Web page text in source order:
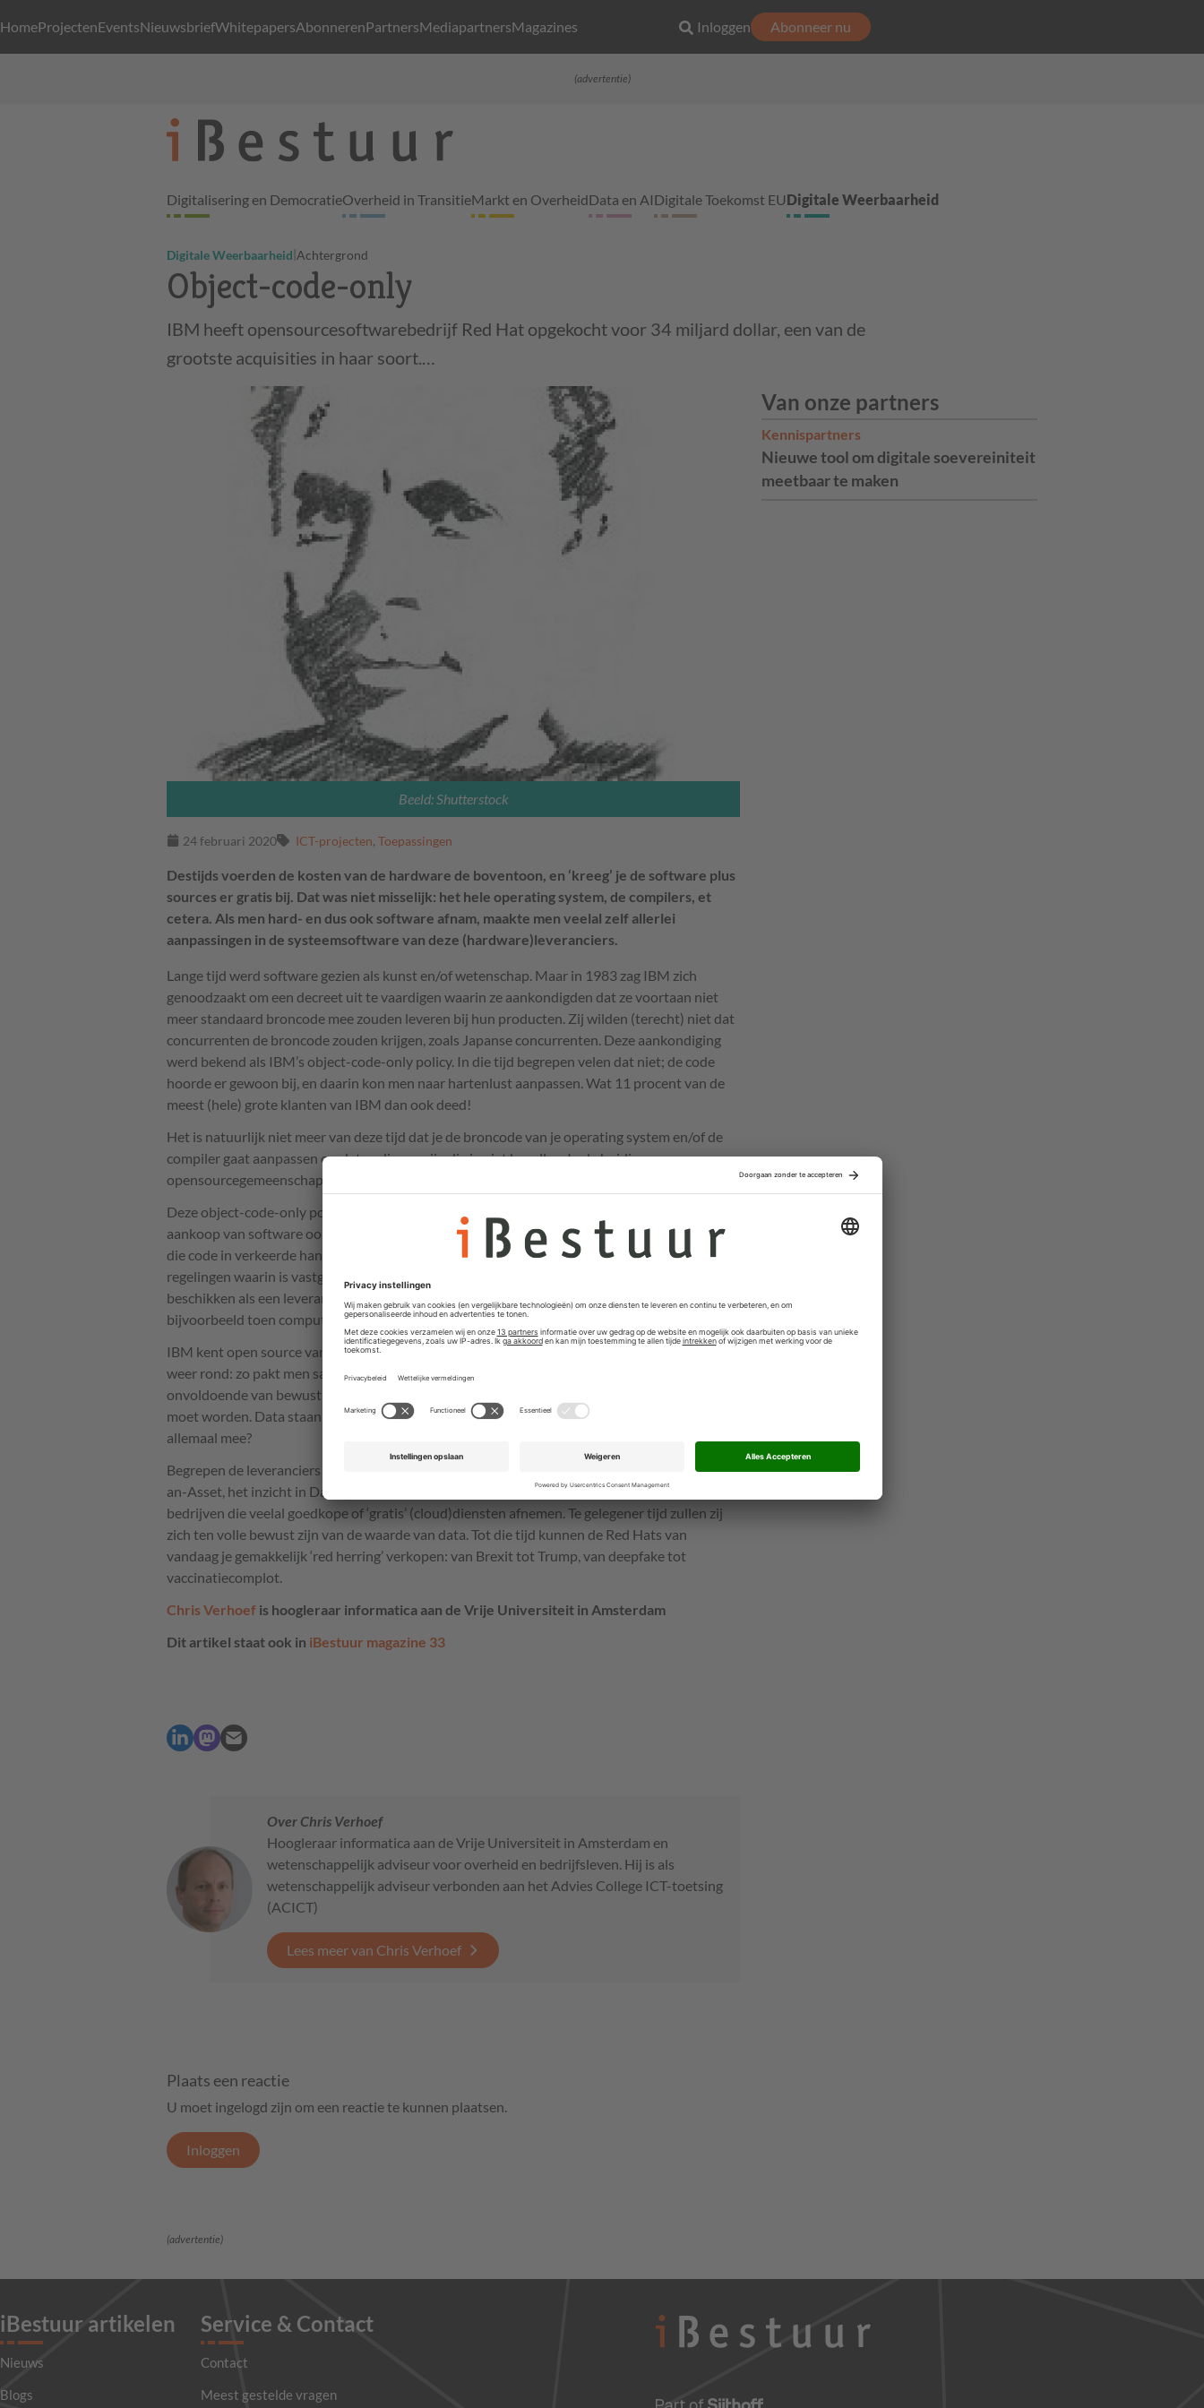
HomeProjectenEventsNieuwsbriefWhitepapersAbonnerenPartnersMediapartnersMagazines Inloggen Abonneer nu
(advertentie)
Digitalisering en DemocratieOverheid in TransitieMarkt en OverheidData en AIDigitale Toekomst EUDigitale Weerbaarheid
Digitale Weerbaarheid|Achtergrond
Object-code-only
IBM heeft opensourcesoftwarebedrijf Red Hat opgekocht voor 34 miljard dollar, een van de
grootste acquisities in haar soort.…
Beeld: Shutterstock
24 februari 2020 ICT-projecten, Toepassingen
Van onze partners
Kennispartners
Nieuwe tool om digitale soevereiniteit
meetbaar te maken
Destijds voerden de kosten van de hardware de boventoon, en ‘kreeg’ je de software plus
sources er gratis bij. Dat was niet misselijk: het hele operating system, de compilers, et
cetera. Als men hard- en dus ook software afnam, maakte men veelal zelf allerlei
aanpassingen in de systeemsoftware van deze (hardware)leveranciers.
Lange tijd werd software gezien als kunst en/of wetenschap. Maar in 1983 zag IBM zich
genoodzaakt om een decreet uit te vaardigen waarin ze aankondigden dat ze voortaan niet
meer standaard broncode mee zouden leveren bij hun producten. Zij wilden (terecht) niet dat
concurrenten de broncode zouden krijgen, zoals Japanse concurrenten. Deze aankondiging
werd bekend als IBM’s object-code-only policy. In die tijd begrepen velen dat niet; de code
hoorde er gewoon bij, en daarin kon men naar hartenlust aanpassen. Wat 11 procent van de
meest (hele) grote klanten van IBM dan ook deed!
Het is natuurlijk niet meer van deze tijd dat je de broncode van je operating system en/of de
compiler gaat aanpassen omdat er dingen zijn die je niet bevallen. In de huidige
opensourcegemeenschap zie ik dat ook niet bij operating systems en belangrijke compilers.
Deze object-code-only policy gaf ook aanleiding tot het laten varen van de eis dat klanten bij
aankoop van software ook de code wilden hebben. Immers, zij waren dan ook aansprakelijk als
die code in verkeerde handen zou vallen. Zo ontstond er meer belangstelling voor Escrow-
regelingen waarin is vastgelegd dat je over de laatste broncode van een softwarepakket kunt
beschikken als een leverancier zichzelf op zou blazen. Dus dat was dan een oplossing,
bijvoorbeeld toen computerbedrijf Wang in 1992 failleerde.
IBM kent open source vanuit een ver verleden, en met de aankoop van Red Hat is de cirkel
weer rond: zo pakt men samen de cloud aan. Maar waar veel burgers en bedrijven zich nog
onvoldoende van bewust zijn, is dat data het nieuwe goud is, en dat dat veel beter beschermd
moet worden. Data staan nu al overal en nergens in de cloud, en wat doen die partijen er
allemaal mee?
Begrepen de leveranciers in de jaren tachtig van de vorige eeuw de waarde van Software-as-
an-Asset, het inzicht in Data-as-an-Asset groeit bij de huidige leveranciers: burgers en
bedrijven die veelal goedkope of ‘gratis’ (cloud)diensten afnemen. Te gelegener tijd zullen zij
zich ten volle bewust zijn van de waarde van data. Tot die tijd kunnen de Red Hats van
vandaag je gemakkelijk ‘red herring’ verkopen: van Brexit tot Trump, van deepfake tot
vaccinatiecomplot.
Chris Verhoef is hoogleraar informatica aan de Vrije Universiteit in Amsterdam
Dit artikel staat ook in iBestuur magazine 33
Over Chris Verhoef
Hoogleraar informatica aan de Vrije Universiteit in Amsterdam en
wetenschappelijk adviseur voor overheid en bedrijfsleven. Hij is als
wetenschappelijk adviseur verbonden aan het Advies College ICT-toetsing
(ACICT)
Lees meer van Chris Verhoef
Plaats een reactie
U moet ingelogd zijn om een reactie te kunnen plaatsen.
Inloggen
(advertentie)
iBestuur artikelen
Nieuws
Blogs
Service & Contact
Contact
Meest gestelde vragen